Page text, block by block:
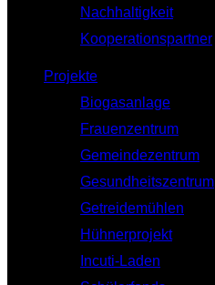
Nachhaltigkeit
Kooperationspartner
Projekte
Biogasanlage
Frauenzentrum
Gemeindezentrum
Gesundheitszentrum
Getreidemühlen
Hühnerprojekt
Incuti-Laden